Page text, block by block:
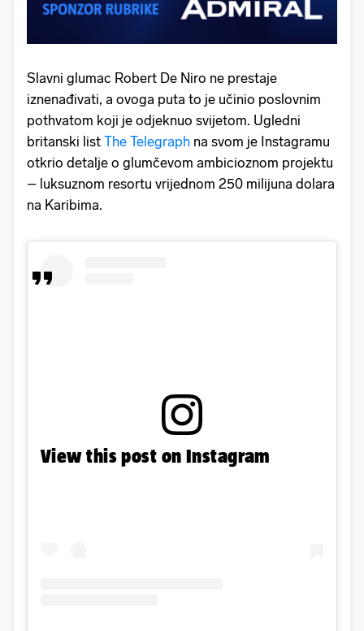
Slavni glumac Robert De Niro ne prestaje
iznenađivati, a ovoga puta to je učinio poslovnim
pothvatom koji je odjeknuo svijetom. Ugledni
britanski list The Telegraph na svom je Instagramu
otkrio detalje o glumčevom ambicioznom projektu
– luksuznom resortu vrijednom 250 milijuna dolara
na Karibima.
View this post on Instagram